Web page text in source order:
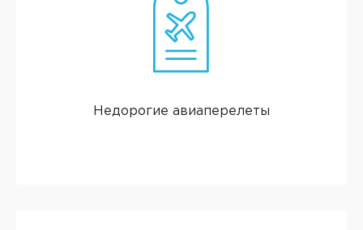
Недорогие авиаперелеты